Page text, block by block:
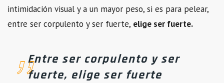
intimidación visual y a un mayor peso, si es para pelear,
entre ser corpulento y ser fuerte, elige ser fuerte.
Entre ser corpulento y ser
fuerte, elige ser fuerte